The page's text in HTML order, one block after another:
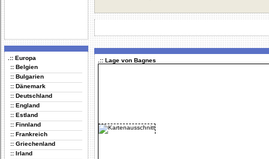
.:: Europa
:: Belgien
:: Bulgarien
:: Dänemark
:: Deutschland
:: England
:: Estland
:: Finnland
:: Frankreich
:: Griechenland
:: Irland
.:: Lage von Bagnes